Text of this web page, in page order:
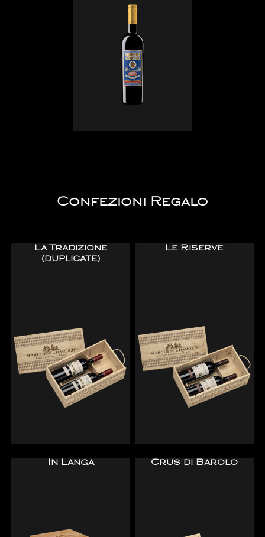
Confezioni Regalo
La Tradizione
(duplicate)
Le Riserve
In Langa Crus di Barolo